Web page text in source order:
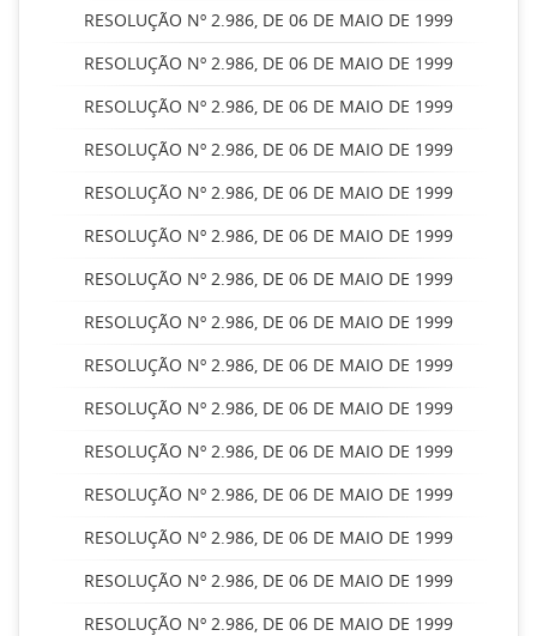
RESOLUÇÃO Nº 2.986, DE 06 DE MAIO DE 1999
RESOLUÇÃO Nº 2.986, DE 06 DE MAIO DE 1999
RESOLUÇÃO Nº 2.986, DE 06 DE MAIO DE 1999
RESOLUÇÃO Nº 2.986, DE 06 DE MAIO DE 1999
RESOLUÇÃO Nº 2.986, DE 06 DE MAIO DE 1999
RESOLUÇÃO Nº 2.986, DE 06 DE MAIO DE 1999
RESOLUÇÃO Nº 2.986, DE 06 DE MAIO DE 1999
RESOLUÇÃO Nº 2.986, DE 06 DE MAIO DE 1999
RESOLUÇÃO Nº 2.986, DE 06 DE MAIO DE 1999
RESOLUÇÃO Nº 2.986, DE 06 DE MAIO DE 1999
RESOLUÇÃO Nº 2.986, DE 06 DE MAIO DE 1999
RESOLUÇÃO Nº 2.986, DE 06 DE MAIO DE 1999
RESOLUÇÃO Nº 2.986, DE 06 DE MAIO DE 1999
RESOLUÇÃO Nº 2.986, DE 06 DE MAIO DE 1999
RESOLUÇÃO Nº 2.986, DE 06 DE MAIO DE 1999